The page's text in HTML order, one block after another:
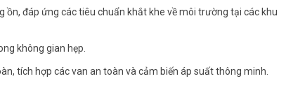
ồn, đáp ứng các tiêu chuẩn khắt khe về môi trường tại các khu
không gian hẹp.
tích hợp các van an toàn và cảm biến áp suất thông minh.